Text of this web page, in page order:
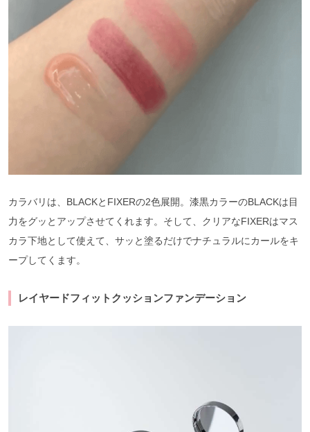
カラバリは、BLACKとFIXERの2色展開。漆黒カラーのBLACKは目
力をグッとアップさせてくれます。そして、クリアなFIXERはマス
カラ下地として使えて、サッと塗るだけでナチュラルにカールをキ
ープしてくます。
レイヤードフィットクッションファンデーション